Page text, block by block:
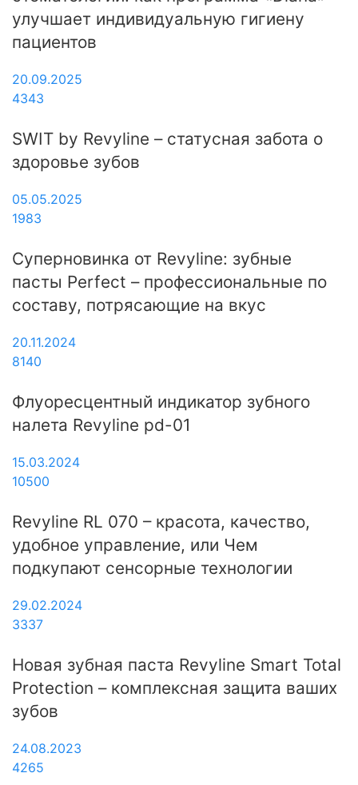
улучшает индивидуальную гигиену
пациентов
20.09.2025
4343
SWIT by Revyline – статусная забота о
здоровье зубов
05.05.2025
1983
Суперновинка от Revyline: зубные
пасты Perfect – профессиональные по
составу, потрясающие на вкус
20.11.2024
8140
Флуоресцентный индикатор зубного
налета Revyline pd-01
15.03.2024
10500
Revyline RL 070 – красота, качество,
удобное управление, или Чем
подкупают сенсорные технологии
29.02.2024
3337
Новая зубная паста Revyline Smart Total
Protection – комплексная защита ваших
зубов
24.08.2023
4265